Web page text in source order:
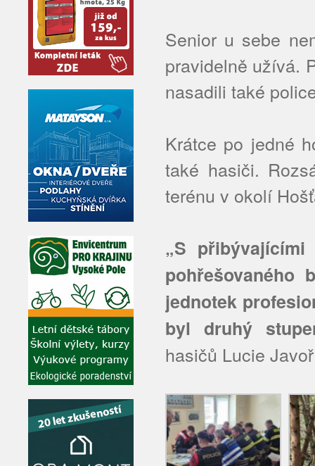
Senior u sebe
pravidelně užívá.
nasadili také
Krátce po jedné
také hasiči.
terénu v okolí
„S
pohřešovaného
jednotek
byl druhý
hasičů Lucie